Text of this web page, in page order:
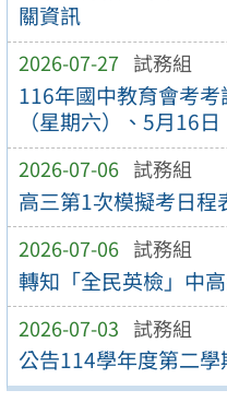
關資訊
2026-07-27 試務組
116年國中教育會考
（星期六）、5月16
2026-07-06 試務組
高三第1次模擬考日
2026-07-06 試務組
轉知「全民英檢」中
2026-07-03 試務組
公告114學年度第二